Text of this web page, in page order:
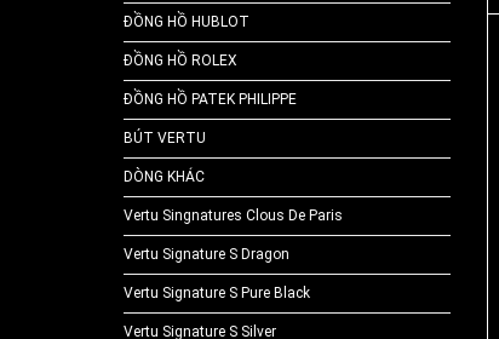
ĐỒNG HỒ HUBLOT
ĐỒNG HỒ ROLEX
ĐỒNG HỒ PATEK PHILIPPE
BÚT VERTU
DÒNG KHÁC
Vertu Singnatures Clous De Paris
Vertu Signature S Dragon
Vertu Signature S Pure Black
Vertu Signature S Silver